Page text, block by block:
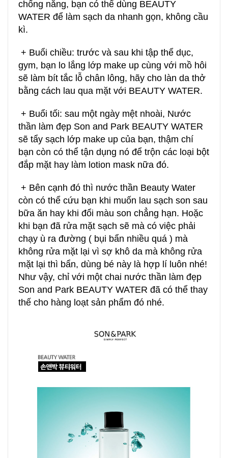
chống nắng, bạn có thể dùng BEAUTY
WATER để làm sạch da nhanh gọn, không cầu
kì.
+ Buổi chiều: trước và sau khi tập thể dục,
gym, bạn lo lắng lớp make up cùng với mồ hôi
sẽ làm bít tắc lỗ chân lông, hãy cho làn da thở
bằng cách lau qua mặt với BEAUTY WATER.
+ Buổi tối: sau một ngày mệt nhoài, Nước
thần làm đẹp Son and Park BEAUTY WATER
sẽ tẩy sạch lớp make up của bạn, thậm chí
bạn còn có thể tận dụng nó để trộn các loại bột
đắp mặt hay làm lotion mask nữa đó.
+ Bên cạnh đó thì nước thần Beauty Water
còn có thể cứu bạn khi muốn lau sạch son sau
bữa ăn hay khi đổi màu son chẳng hạn. Hoặc
khi bạn đã rửa mặt sạch sẽ mà có việc phải
chạy ù ra đường ( bụi bẩn nhiều quá ) mà
không rửa mặt lại vì sợ khô da mà không rửa
mặt lại thì bẩn, dùng bé này là hợp lí luôn nhé!
Như vậy, chỉ với một chai nước thần làm đẹp
Son and Park BEAUTY WATER đã có thể thay
thế cho hàng loạt sản phẩm đó nhé.